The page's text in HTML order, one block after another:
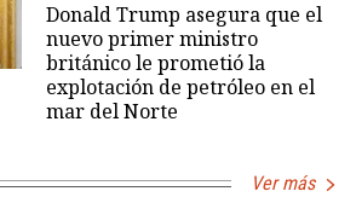
Donald Trump asegura que el
nuevo primer ministro
británico le prometió la
explotación de petróleo en el
mar del Norte
Ver más